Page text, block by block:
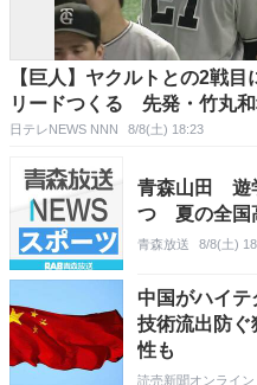
【巨人】ヤクルトとの2戦
リードつくる 先発・竹丸和
日テレNEWS NNN 8/8(土) 18:23
青森山田 遊
つ 夏の全国
青森放送 8/8(土)
中国がハイテ
技術流出防
性も
読売新聞オンライン